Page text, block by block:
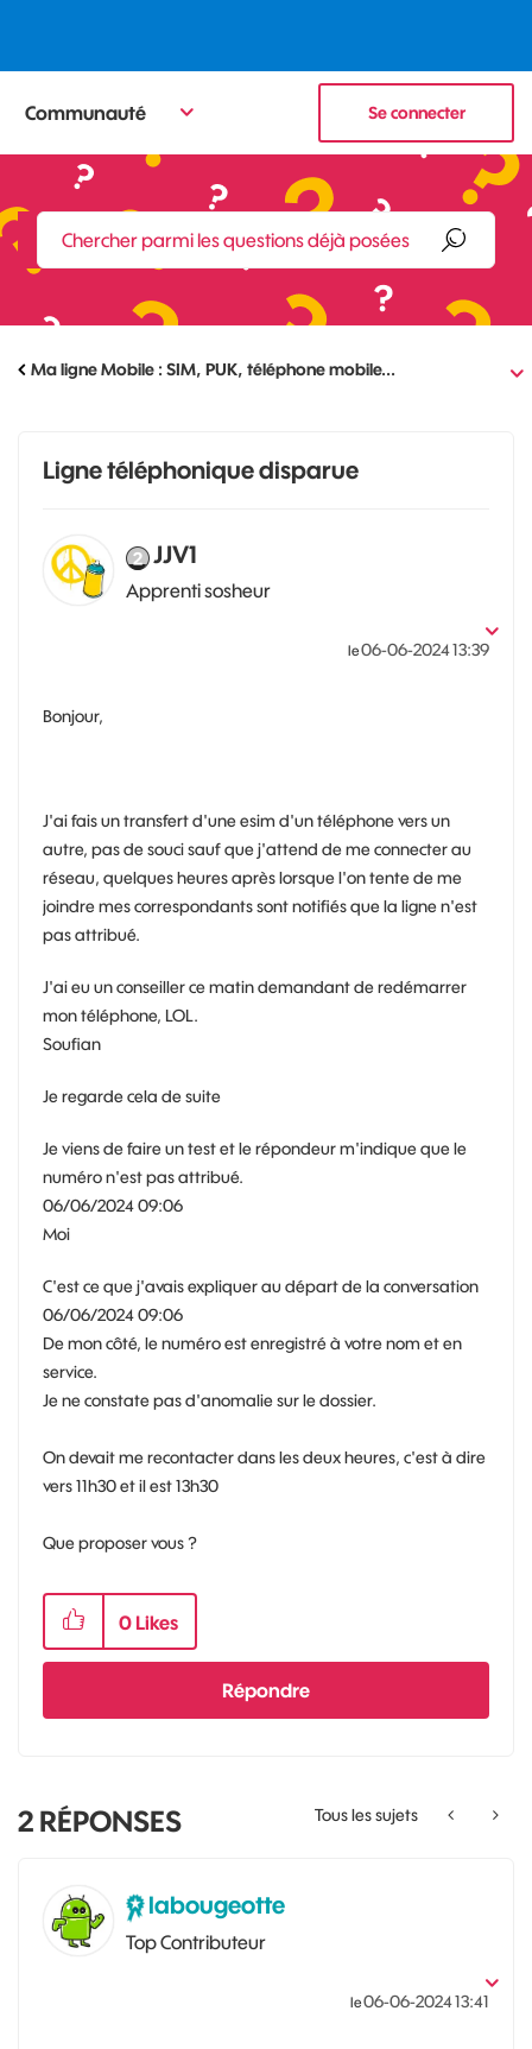
Communauté Se connecter
Ma ligne Mobile : SIM, PUK, téléphone mobile...
Ligne téléphonique disparue
JJV1
Apprenti sosheur
le‎06-06-202413:39
Bonjour,
J'ai fais un transfert d'une esim d'un téléphone vers un
autre, pas de souci sauf que j'attend de me connecter au
réseau, quelques heures après lorsque l'on tente de me
joindre mes correspondants sont notifiés que la ligne n'est
pas attribué.
J'ai eu un conseiller ce matin demandant de redémarrer
mon téléphone, LOL.
Soufian
Je regarde cela de suite
Je viens de faire un test et le répondeur m'indique que le
numéro n'est pas attribué.
06/06/2024 09:06
Moi
C'est ce que j'avais expliquer au départ de la conversation
06/06/2024 09:06
De mon côté, le numéro est enregistré à votre nom et en
service.
Je ne constate pas d'anomalie sur le dossier.
On devait me recontacter dans les deux heures, c'est à dire
vers 11h30 et il est 13h30
Que proposer vous ?
0 Likes
Répondre
Tous les sujets
2 RÉPONSES
labougeotte
Top Contributeur
le‎06-06-202413:41